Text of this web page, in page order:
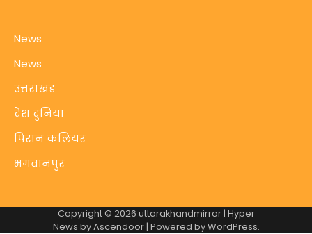
News
News
उत्तराखंड
देश दुनिया
पिरान कलियर
भगवानपुर
Copyright © 2026 uttarakhandmirror| Hyper
News byAscendoor| Powered byWordPress.